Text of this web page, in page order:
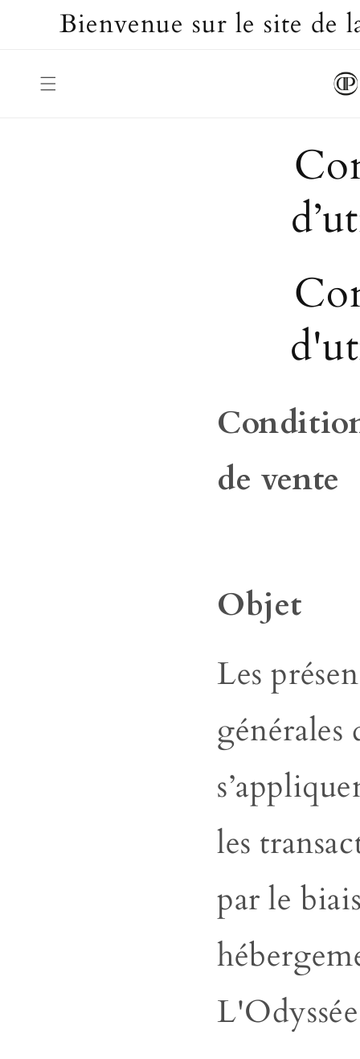
et passerBienvenue sur le site de
de vente
Objet
Les
générales
les
par le